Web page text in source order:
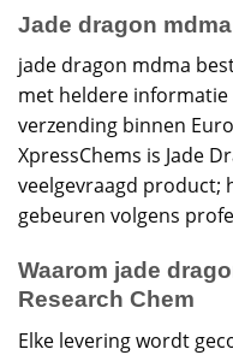
Jade dragon mdma
jade dragon mdma
met heldere
verzending binnen
XpressChems is Jade
veelgevraagd
gebeuren volgens
Waarom jade
Research Chem
Elke levering wordt